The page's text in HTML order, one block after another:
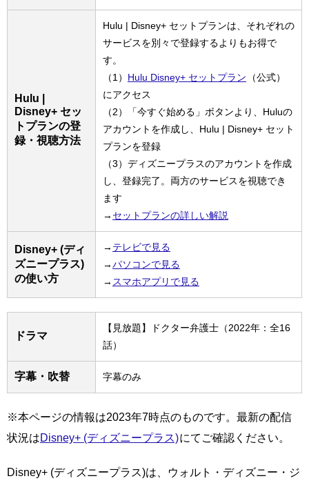
Hulu |
Disney+ セッ
トプランの登
録・視聴方法
Hulu | Disney+ セットプランは、それぞれの
サービスを別々で登録するよりもお得で
す。
（1） Hulu Disney+ セットプラン
（公式）
にアクセス
（2）「今すぐ始める」ボタンより、Huluの
アカウントを作成し、Hulu | Disney+ セット
プランを登録
（3）ディズニープラスのアカウントを作成
し、登録完了。両方のサービスを視聴でき
ます
→ セットプランの詳しい解説
Disney+ (ディ
ズニープラス)
の使い方
→ テレビで見る
→パソコンで見る
→ スマホアプリで見る
ドラマ
【見放題】ドクター弁護士（2022年：全16
話）
字幕・吹替 字幕のみ
※本ページの情報は2023年7時点のものです。最新の配信
状況はDisney+ (ディズニープラス)にてご確認ください。
Disney+ (ディズニープラス)は、ウォルト・ディズニー・ジ